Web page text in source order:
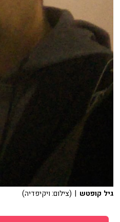
גיל קופטש | (צילום: ויקיפדיה)